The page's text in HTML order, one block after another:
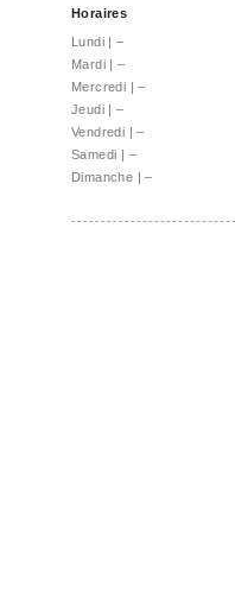
Horaires
Lundi | –
Mardi | –
Mercredi | –
Jeudi | –
Vendredi | –
Samedi | –
Dimanche | –